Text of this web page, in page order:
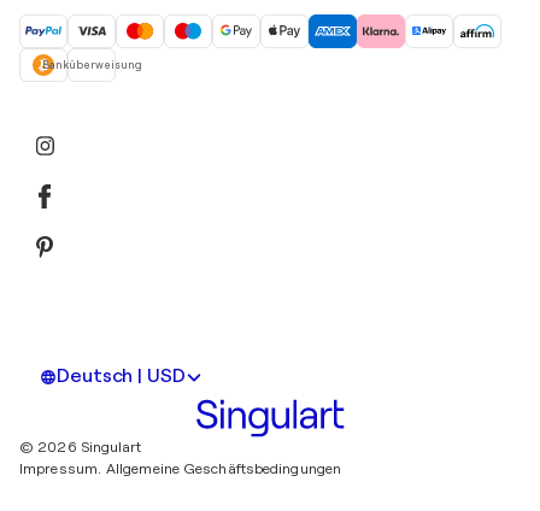
Banküberweisung
Deutsch | USD
© 2026 Singulart
Impressum. Allgemeine Geschäftsbedingungen